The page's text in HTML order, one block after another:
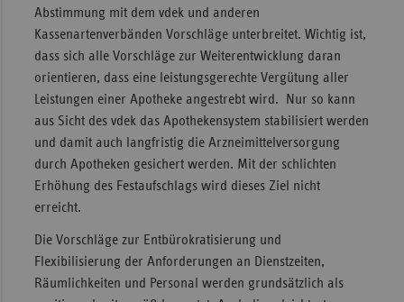
Abstimmung mit dem vdek und anderen
Kassenartenverbänden Vorschläge unterbreitet. Wichtig ist,
dass sich alle Vorschläge zur Weiterentwicklung daran
orientieren, dass eine leistungsgerechte Vergütung aller
Leistungen einer Apotheke angestrebt wird. Nur so kann
aus Sicht des vdek das Apothekensystem stabilisiert werden
und damit auch langfristig die Arzneimittelversorgung
durch Apotheken gesichert werden. Mit der schlichten
Erhöhung des Festaufschlags wird dieses Ziel nicht
erreicht.
Die Vorschläge zur Entbürokratisierung und
Flexibilisierung der Anforderungen an Dienstzeiten,
Räumlichkeiten und Personal werden grundsätzlich als